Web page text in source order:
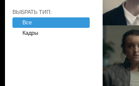
ВЫБРАТЬ ТИП:
Все
Кадры